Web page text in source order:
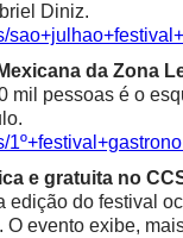
Diniz.
da Zona
mil pessoas é o
e gratuita no
edição do festival
evento exibe,